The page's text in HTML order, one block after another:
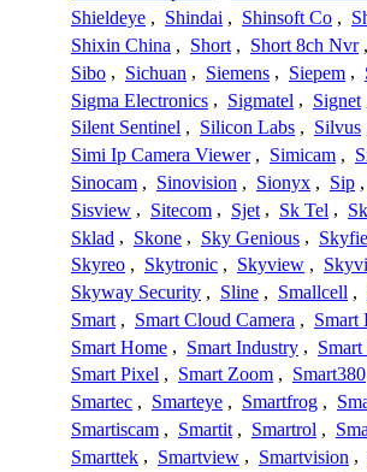
Shieldeye , Shindai , Shinsoft Co ,
Shixin China , Short , Short 8ch Nvr ,
Sibo , Sichuan , Siemens , Siepem ,
Sigma Electronics , Sigmatel , Signet
Silent Sentinel , Silicon Labs , Silvus
Simi Ip Camera Viewer , Simicam ,
Sinocam , Sinovision , Sionyx , Sip ,
Sisview , Sitecom , Sjet , Sk Tel ,
Sklad , Skone , Sky Genious ,
Skyreo , Skytronic , Skyview ,
Skyway Security , Sline , Smallcell ,
Smart , Smart Cloud Camera , Smart
Smart Home , Smart Industry ,
Smart Pixel , Smart Zoom , Smart380
Smartec , Smarteye , Smartfrog ,
Smartiscam , Smartit , Smartrol ,
Smarttek , Smartview , Smartvision ,